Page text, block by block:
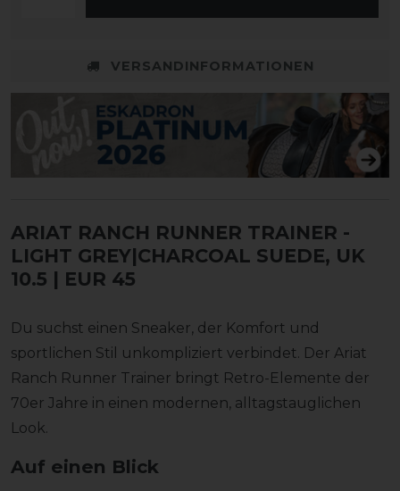
VERSANDINFORMATIONEN
ARIAT RANCH RUNNER TRAINER -
LIGHT GREY|CHARCOAL SUEDE, UK
10.5 | EUR 45
Du suchst einen Sneaker, der Komfort und
sportlichen Stil unkompliziert verbindet. Der Ariat
Ranch Runner Trainer bringt Retro-Elemente der
70er Jahre in einen modernen, alltagstauglichen
Look.
Auf einen Blick